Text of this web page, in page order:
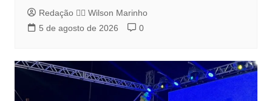
Redação 👨‍⚖️​ Wilson Marinho
5 de agosto de 2026
0